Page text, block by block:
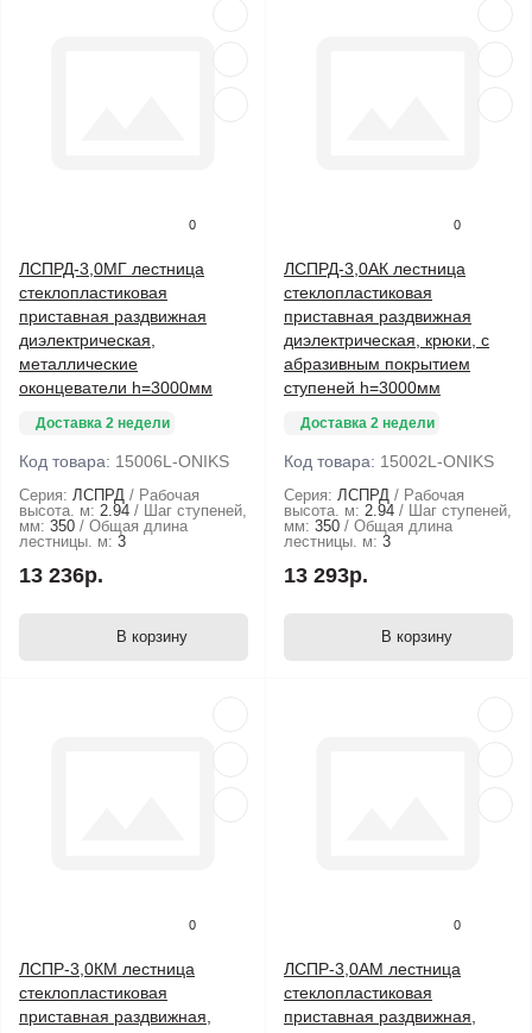
0
ЛСПРД-3,0МГ лестница
стеклопластиковая
приставная раздвижная
диэлектрическая,
металлические
оконцеватели h=3000мм
Доставка 2 недели
Код товара: 15006L-ONIKS
Серия: ЛСПРД
Рабочая
высота. м: 2.94
Шаг ступеней,
мм: 350
Общая длина
лестницы. м: 3
13 236р.
В корзину
0
ЛСПРД-3,0АК лестница
стеклопластиковая
приставная раздвижная
диэлектрическая, крюки, с
абразивным покрытием
ступеней h=3000мм
Доставка 2 недели
Код товара: 15002L-ONIKS
Серия: ЛСПРД
Рабочая
высота. м: 2.94
Шаг ступеней,
мм: 350
Общая длина
лестницы. м: 3
13 293р.
В корзину
0
ЛСПР-3,0КМ лестница
стеклопластиковая
приставная раздвижная,
0
ЛСПР-3,0АМ лестница
стеклопластиковая
приставная раздвижная,